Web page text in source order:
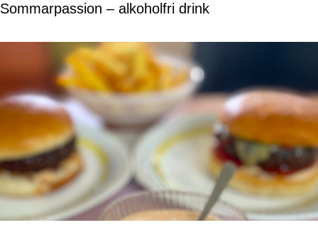
Sommarpassion – alkoholfri drink